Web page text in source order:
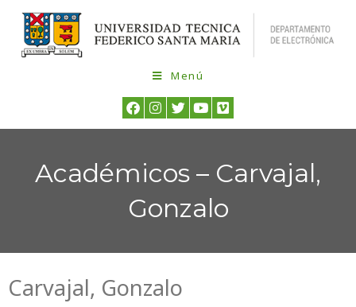
Menú
Académicos – Carvajal,
Gonzalo
Carvajal, Gonzalo